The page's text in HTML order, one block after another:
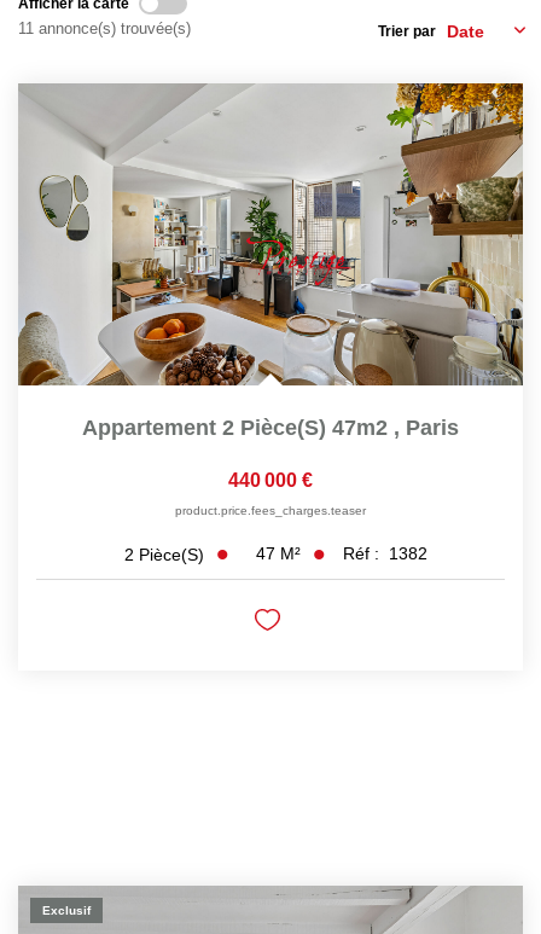
Nos Témoignages
Nous Rejoindre
CONTACT
Afficher la carte
11 annonce(s) trouvée(s) Trier par
Appartement 2 Pièce(s) 47m2 , Paris
440 000 €
product.price.fees_charges.teaser
2 Pièce(s) 47 M² Réf : 1382
Exclusif